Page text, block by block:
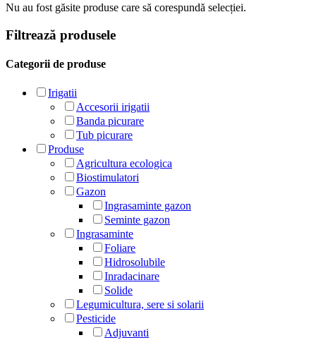
Nu au fost găsite produse care să corespundă selecției.
Filtrează produsele
Categorii de produse
Irigatii
Accesorii irigatii
Banda picurare
Tub picurare
Produse
Agricultura ecologica
Biostimulatori
Gazon
Ingrasaminte gazon
Seminte gazon
Ingrasaminte
Foliare
Hidrosolubile
Inradacinare
Solide
Legumicultura, sere si solarii
Pesticide
Adjuvanti